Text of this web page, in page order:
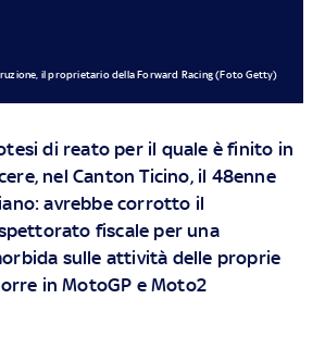
il proprietario della Forward Racing (Foto Getty)
di reato per il quale è finito in
nel Canton Ticino, il 48enne
avrebbe corrotto il
fiscale per una
sulle attività delle proprie
in MotoGP e Moto2